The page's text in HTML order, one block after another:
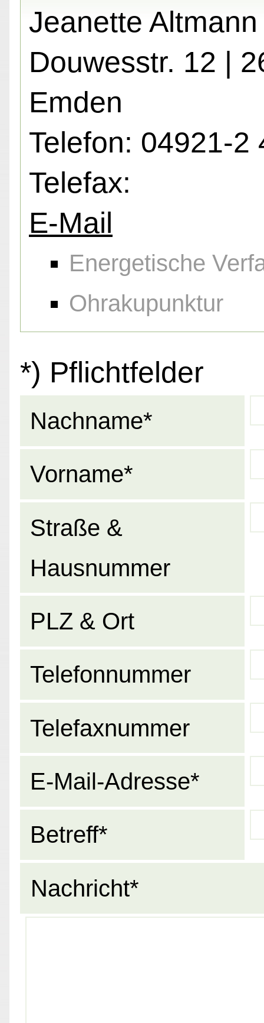
Jeanette Altmann
Douwesstr. 12 |
Emden
Telefon: 04921-2
Telefax:
E-Mail
Energetische
Ohrakupunktur
*) Pflichtfelder
Nachname*
Vorname*
Straße &
Hausnummer
PLZ & Ort
Telefonnummer
Telefaxnummer
E-Mail-Adresse*
Betreff*
Nachricht*